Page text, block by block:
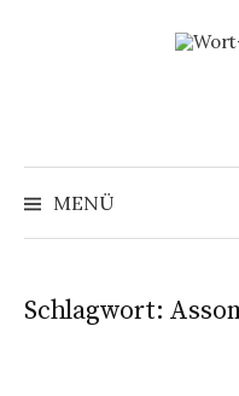
MENÜ
Schlagwort: